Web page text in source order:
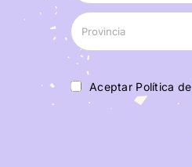
Aceptar Política